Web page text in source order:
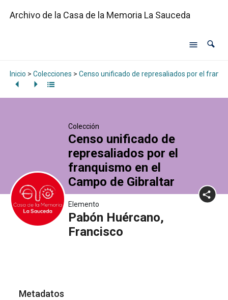
Archivo de la Casa de la Memoria La Sauceda
Inicio > Colecciones > Censo unificado de represaliados por el
Colección
Censo unificado de
represaliados por el
franquismo en el
Campo de Gibraltar
Elemento
Pabón Huércano,
Francisco
Metadatos